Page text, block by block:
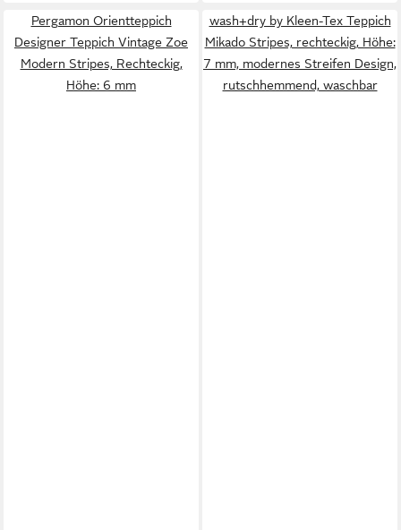
Pergamon Orientteppich
Designer Teppich Vintage Zoe
Modern Stripes, Rechteckig,
Höhe: 6 mm
wash+dry by Kleen-Tex Teppich
Mikado Stripes, rechteckig, Höhe:
7 mm, modernes Streifen Design,
rutschhemmend, waschbar